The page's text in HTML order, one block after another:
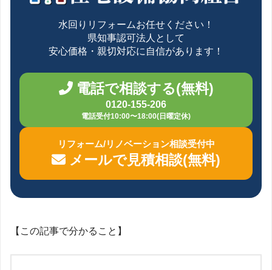
水回りリフォームお任せください！
県知事認可法人として
安心価格・親切対応に自信があります！
電話で相談する(無料)
0120-155-206
電話受付10:00〜18:00(日曜定休)
リフォーム/リノベーション相談受付中
メールで見積相談(無料)
【この記事で分かること】